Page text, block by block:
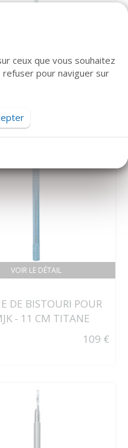
DE BISTOURI MICRO
14 CM
VOIR LE DÉTAIL
DE BISTOURI POUR
- 11 CM TITANE
109 €
ceux que vous souhaitez
refuser pour naviguer sur